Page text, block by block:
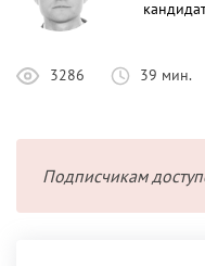
3286 39 мин.
Подписчикам